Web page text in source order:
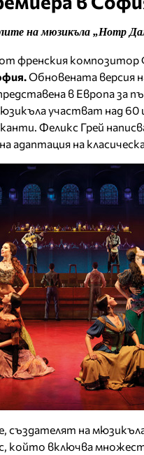
на мюзикъла „Нотр
френския композитор
Обновената версия
в Европа за
участват над
Феликс Грей
адаптация на
на
който включва